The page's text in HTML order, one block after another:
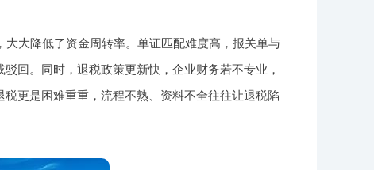
大降低了资金周转率。单证匹配难度高，报关单与
回。同时，退税政策更新快，企业财务若不专业，
更是困难重重，流程不熟、资料不全往往让退税陷